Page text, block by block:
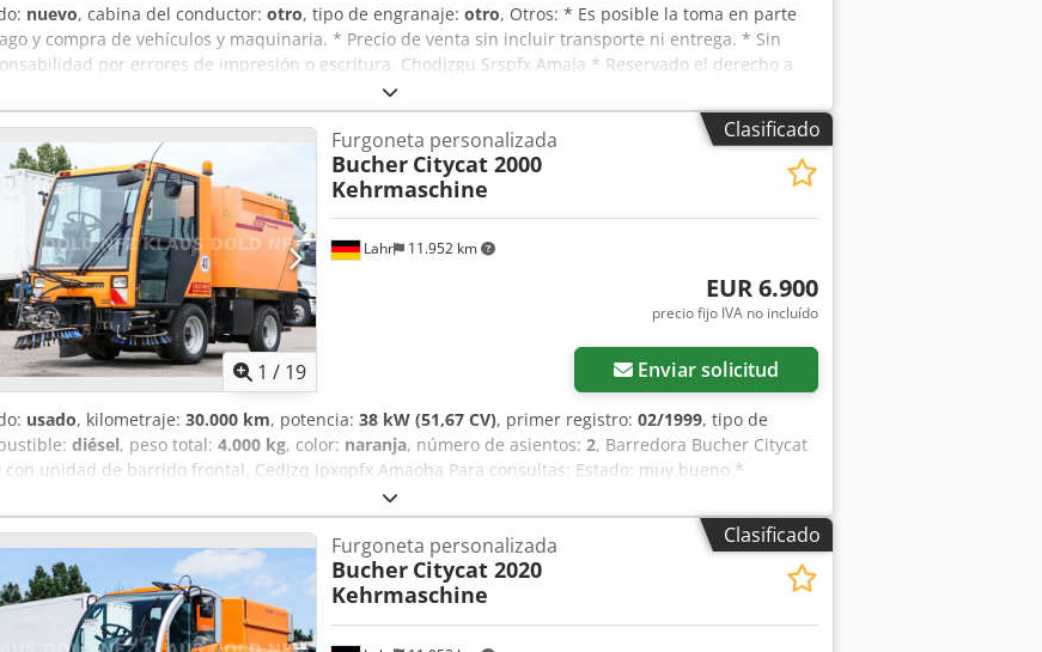
nuevo, cabina del conductor: otro, tipo de engranaje: otro, Otros: * Es posible la toma en parte
y compra de vehículos y maquinaria. * Precio de venta sin incluir transporte ni entrega. * Sin
por errores de impresión o escritura. Chodjzgu Srspfx Amaja * Reservado el derecho a
cambios y venta previa. * Oferta no vinculante. * Las fotos pueden diferir. El precio corresponde
actual. * Todos los datos sin garantía.
Clasificado
1 / 19
Lahr 11.952 km
Furgoneta personalizada
Bucher Citycat 2000
Kehrmaschine
EUR 6.900
precio fijo IVA no incluído
Enviar solicitud
usado, kilometraje: 30.000 km, potencia: 38 kW (51,67 CV), primer registro: 02/1999, tipo de
diésel, peso total: 4.000 kg, color: naranja, número de asientos: 2, Barredora Bucher Citycat
con unidad de barrido frontal. Cedjzq Ipxopfx Amaoha Para consultas: Estado: muy bueno *
Bucher * Modelo: CityCat 2000 * Cabina cerrada con buena visibilidad panorámica * Cepillo
izquierdo * Cepillo lateral derecho * Cepillo frontal * Depósito de recogida ----Precio: 6900 € + 19%
Para cualquier otra pregunta, puede contactarnos en los siguientes números de teléfono:
alemán, inglés, francés y...? Salvo errores tipográficos, omisiones y venta previa.
Clasificado
Furgoneta personalizada
Bucher Citycat 2020
Kehrmaschine